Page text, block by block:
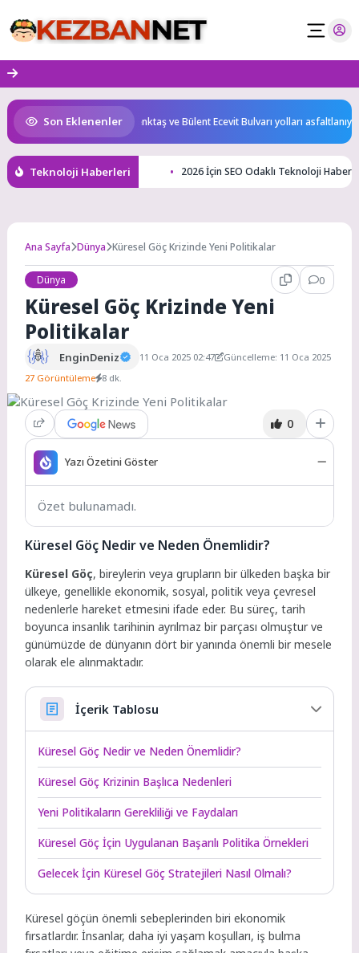
to
content
Son Eklenenler
oldu Rauf Denktaş ve Bülent Ecevit Bulvarı yolları asfaltlanıyor
Teknoloji Haberleri 2026 İçin SEO Odaklı Teknoloji
Ana Sayfa Dünya Küresel Göç Krizinde Yeni Politikalar
Dünya 0
Küresel Göç Krizinde Yeni
Politikalar
EnginDeniz 11 Oca 2025 02:47
Güncelleme: 11 Oca 2025
27 Görüntüleme 8 dk.
0
Yazı Özetini Göster
Özet bulunamadı.
Küresel Göç Nedir ve Neden Önemlidir?
Küresel Göç, bireylerin veya grupların bir ülkeden başka bir
ülkeye, genellikle ekonomik, sosyal, politik veya çevresel
nedenlerle hareket etmesini ifade eder. Bu süreç, tarih
boyunca insanlık tarihinin ayrılmaz bir parçası olmuştur ve
günümüzde de dünyanın dört bir yanında önemli bir mesele
olarak ele alınmaktadır.
İçerik Tablosu
Küresel Göç Nedir ve Neden Önemlidir?
Küresel Göç Krizinin Başlıca Nedenleri
Yeni Politikaların Gerekliliği ve Faydaları
Küresel Göç İçin Uygulanan Başarılı Politika Örnekleri
Gelecek İçin Küresel Göç Stratejileri Nasıl Olmalı?
Küresel göçün önemli sebeplerinden biri ekonomik
fırsatlardır. İnsanlar, daha iyi yaşam koşulları, iş bulma